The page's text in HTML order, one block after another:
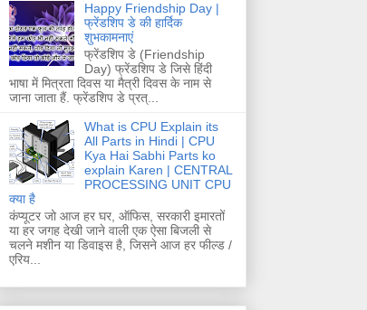
Happy Friendship Day |
फ्रेंडशिप डे की हार्दिक
शुभकामनाएं
फ्रेंडशिप डे (Friendship
Day) फ्रेंडशिप डे जिसे हिंदी
भाषा में मित्रता दिवस या मैत्री दिवस के नाम से
जाना जाता हैं. फ्रेंडशिप डे प्रत्...
What is CPU Explain its
All Parts in Hindi | CPU
Kya Hai Sabhi Parts ko
explain Karen | CENTRAL
PROCESSING UNIT CPU
क्या है
कंप्यूटर जो आज हर घर, ऑफिस, सरकारी इमारतों
या हर जगह देखी जाने वाली एक ऐसा बिजली से
चलने मशीन या डिवाइस है, जिसने आज हर फील्ड /
एरिय...